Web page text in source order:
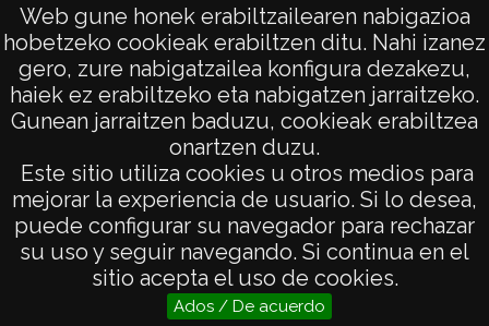
Web gune honek erabiltzailearen nabigazioa
hobetzeko cookieak erabiltzen ditu. Nahi izanez
gero, zure nabigatzailea konfigura dezakezu,
haiek ez erabiltzeko eta nabigatzen jarraitzeko.
Gunean jarraitzen baduzu, cookieak erabiltzea
onartzen duzu.
Este sitio utiliza cookies u otros medios para
mejorar la experiencia de usuario. Si lo desea,
puede configurar su navegador para rechazar
su uso y seguir navegando. Si continua en el
sitio acepta el uso de cookies.
Ados / De acuerdo
Arte en Aquitania. Estelas: Saint Pee Arte
AVISO LEGAL
POLÍTICA DE PRIVACIDAD
ACCESIBILIDAD
ATENCIÓN CIUDADANA